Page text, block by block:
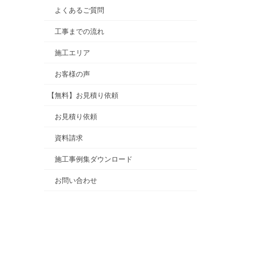
よくあるご質問
工事までの流れ
施工エリア
お客様の声
【無料】お見積り依頼
お見積り依頼
資料請求
施工事例集ダウンロード
お問い合わせ